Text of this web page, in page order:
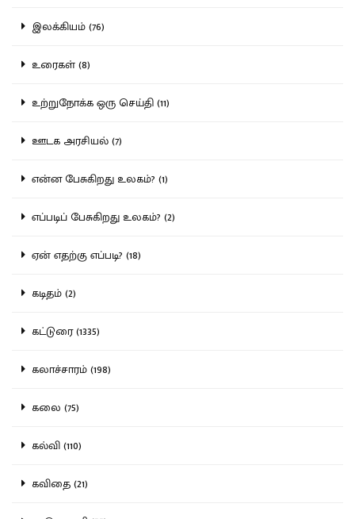
இலக்கியம் (76)
உரைகள் (8)
உற்றுநோக்க ஒரு செய்தி (11)
ஊடக அரசியல் (7)
என்ன பேசுகிறது உலகம்? (1)
எப்படிப் பேசுகிறது உலகம்? (2)
ஏன் எதற்கு எப்படி? (18)
கடிதம் (2)
கட்டுரை (1335)
கலாச்சாரம் (198)
கலை (75)
கல்வி (110)
கவிதை (21)